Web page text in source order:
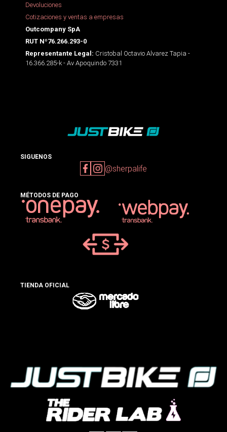
Devoluciones
Cotizaciones y ventas a empresas
Outcompany SpA
RUT Nº76.266.293-0
Representante Legal: Cristobal Octavio Alvarez Tapia -
16.366.285-k - Av Apoquindo 7331
SIGUENOS
@sherpalife
MÉTODOS DE PAGO
TIENDA OFICIAL